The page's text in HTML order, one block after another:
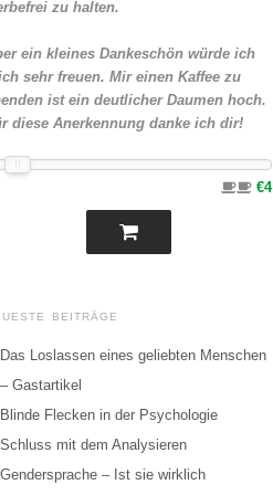
zu halten.
ein kleines Dankeschön würde ich
sehr freuen. Mir einen Kaffee zu
ist ein deutlicher Daumen hoch.
diese Anerkennung danke ich dir!
€4
BEITRÄGE
Das Loslassen eines geliebten Menschen
– Gastartikel
Blinde Flecken in der Psychologie
Schluss mit dem Analysieren
Gendersprache – Ist sie wirklich